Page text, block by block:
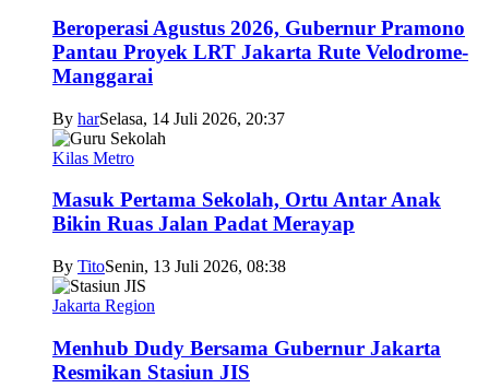
Beroperasi Agustus 2026, Gubernur Pramono
Pantau Proyek LRT Jakarta Rute Velodrome-
Manggarai
By harSelasa, 14 Juli 2026, 20:37
Kilas Metro
Masuk Pertama Sekolah, Ortu Antar Anak
Bikin Ruas Jalan Padat Merayap
By TitoSenin, 13 Juli 2026, 08:38
Jakarta Region
Menhub Dudy Bersama Gubernur Jakarta
Resmikan Stasiun JIS